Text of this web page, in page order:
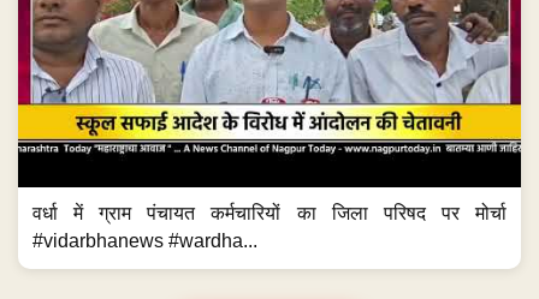
वर्धा में ग्राम पंचायत कर्मचारियों का जिला परिषद पर मोर्चा
#vidarbhanews #wardha...